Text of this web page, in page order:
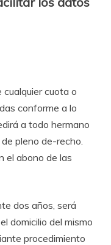
cuota o
conforme a lo
a todo hermano
pleno de-recho.
el abono de las
dos años, será
domicilio del mismo
procedimiento